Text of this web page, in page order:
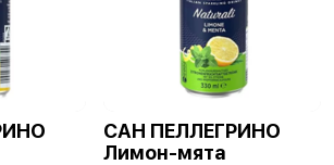
САН ПЕЛЛЕГРИНО
Лимон-мята